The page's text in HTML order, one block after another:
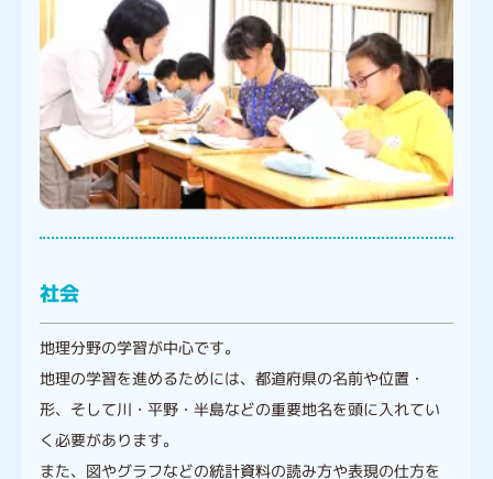
社会
地理分野の学習が中心です。
地理の学習を進めるためには、都道府県の名前や位置・
形、そして川・平野・半島などの重要地名を頭に入れてい
く必要があります。
また、図やグラフなどの統計資料の読み方や表現の仕方を